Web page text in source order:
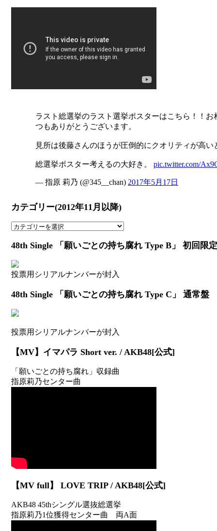
ラスト総選挙のラスト選挙ポスターはこちら！！
つもありがとうございます。
見所は後藤さんのほうが圧倒的にクオリティが高い
総選挙ポスター考えるの大好き。 pic.twitter.com/
— 指原 莉乃 (@345__chan) 2017年5月17日
カテゴリー(2012年11月以降)
カ
ゴ
ー
(2012
11
以
48th Single 「願いごとの持ち腐れ Type B」 初回限
投票用シリアルナンバーが封入
48th Single 「願いごとの持ち腐れ Type C」 通常盤
投票用シリアルナンバーが封入
【MV】イマパラ Short ver. / AKB48[公式]
「願いごとの持ち腐れ」収録曲
指原莉乃センター曲
【MV full】 LOVE TRIP / AKB48[公式]
AKB48 45thシングル選抜総選挙
指原莉乃1位獲得センター曲 両A面